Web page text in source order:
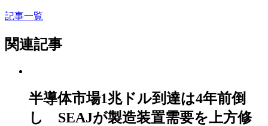
記事一覧
関連記事
半導体市場1兆ドル到達は4年前倒
し SEAJが製造装置需要を上方修